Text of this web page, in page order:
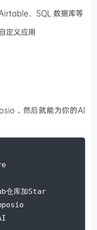
、SQL 数据库等
定义应用
，然后就能为你的AI
仓库加Star